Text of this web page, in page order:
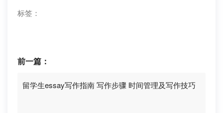
标签：
前一篇：
留学生essay写作指南 写作步骤 时间管理及写作技巧